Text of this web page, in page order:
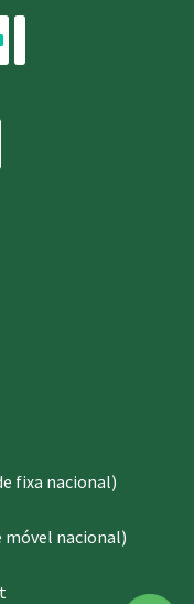
fixa nacional)
móvel nacional)